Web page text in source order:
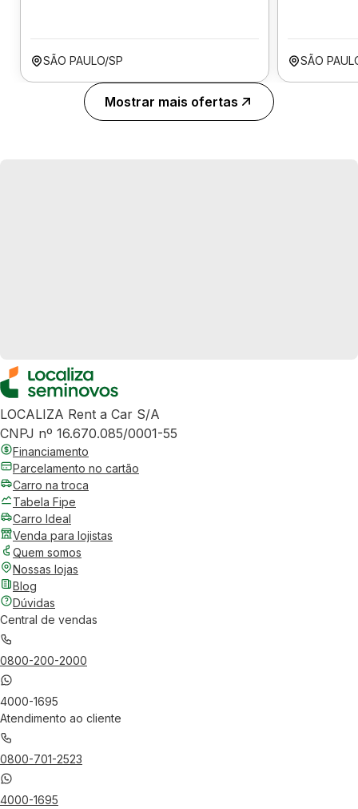
SÃO PAULO/SP SÃO
Mostrar mais ofertas
LOCALIZA Rent a Car S/A
CNPJ nº 16.670.085/0001-55
Financiamento
Parcelamento no cartão
Carro na troca
Tabela Fipe
Carro Ideal
Venda para lojistas
Quem somos
Nossas lojas
Blog
Dúvidas
Central de vendas
0800-200-2000
4000-1695
Atendimento ao cliente
0800-701-2523
4000-1695